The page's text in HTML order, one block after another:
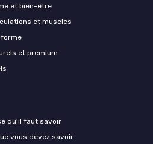
et bien-être
et muscles
et premium
qu'il faut savoir
vous devez savoir